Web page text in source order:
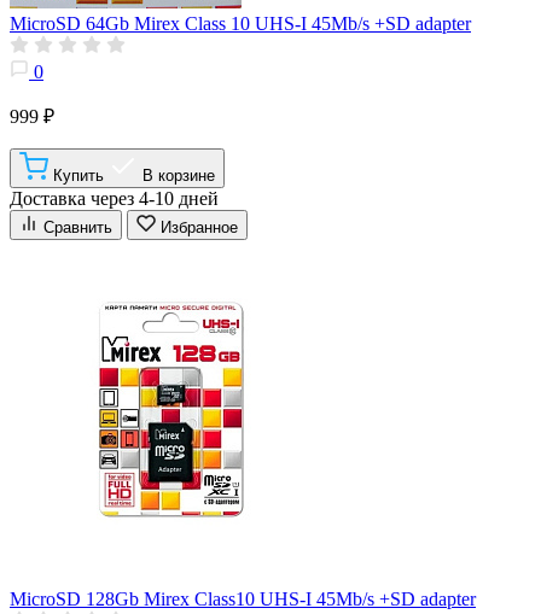
MicroSD 64Gb Mirex Class 10 UHS-I 45Mb/s +SD adapter
0
999 ₽
Купить В корзине
Доставка через 4-10 дней
Сравнить Избранное
MicroSD 128Gb Mirex Class10 UHS-I 45Mb/s +SD adapter